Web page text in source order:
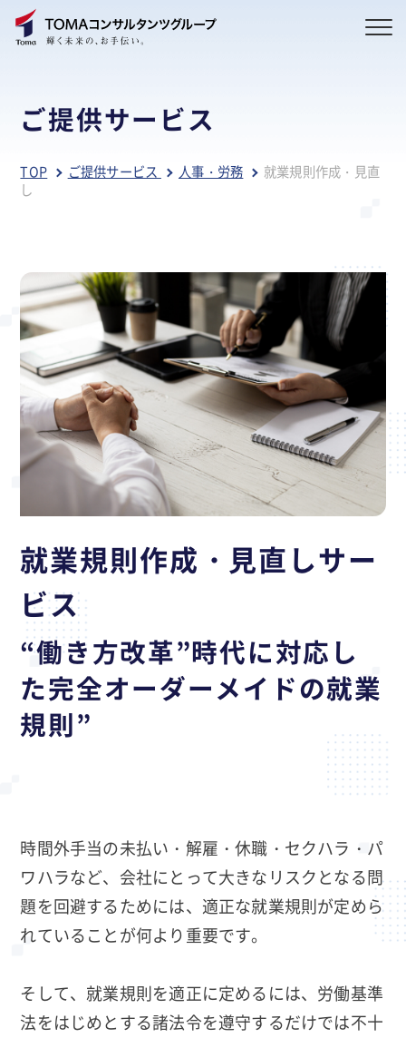
ご提供サービス
TOP ご提供サービス 人事・労務
就業規則作成・見直
し
就業規則作成・見直しサー
ビス
“働き方改革”時代に対応し
た完全オーダーメイドの就業
規則”
時間外手当の未払い・解雇・休職・セクハラ・パ
ワハラなど、会社にとって大きなリスクとなる問
題を回避するためには、適正な就業規則が定めら
れていることが何より重要です。
そして、就業規則を適正に定めるには、労働基準
法をはじめとする諸法令を遵守するだけでは不十